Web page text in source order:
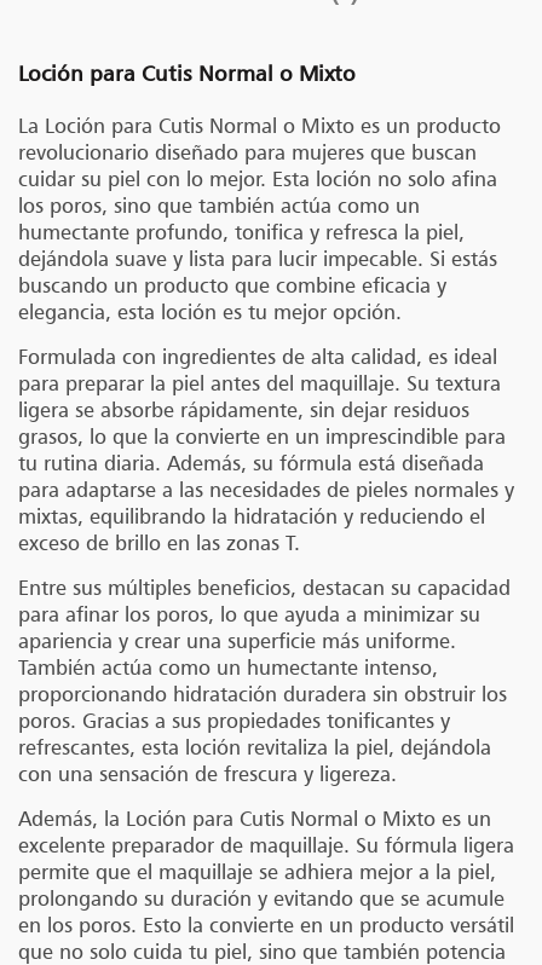
Loción para Cutis Normal o Mixto
La Loción para Cutis Normal o Mixto es un producto
revolucionario diseñado para mujeres que buscan
cuidar su piel con lo mejor. Esta loción no solo afina
los poros, sino que también actúa como un
humectante profundo, tonifica y refresca la piel,
dejándola suave y lista para lucir impecable. Si estás
buscando un producto que combine eficacia y
elegancia, esta loción es tu mejor opción.
Formulada con ingredientes de alta calidad, es ideal
para preparar la piel antes del maquillaje. Su textura
ligera se absorbe rápidamente, sin dejar residuos
grasos, lo que la convierte en un imprescindible para
tu rutina diaria. Además, su fórmula está diseñada
para adaptarse a las necesidades de pieles normales y
mixtas, equilibrando la hidratación y reduciendo el
exceso de brillo en las zonas T.
Entre sus múltiples beneficios, destacan su capacidad
para afinar los poros, lo que ayuda a minimizar su
apariencia y crear una superficie más uniforme.
También actúa como un humectante intenso,
proporcionando hidratación duradera sin obstruir los
poros. Gracias a sus propiedades tonificantes y
refrescantes, esta loción revitaliza la piel, dejándola
con una sensación de frescura y ligereza.
Además, la Loción para Cutis Normal o Mixto es un
excelente preparador de maquillaje. Su fórmula ligera
permite que el maquillaje se adhiera mejor a la piel,
prolongando su duración y evitando que se acumule
en los poros. Esto la convierte en un producto versátil
que no solo cuida tu piel, sino que también potencia